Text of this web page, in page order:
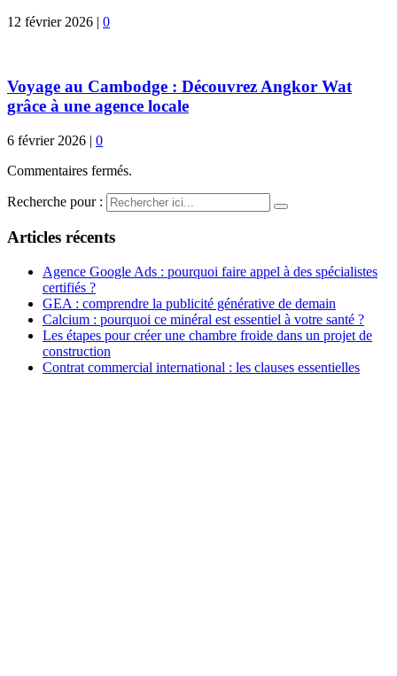
12 février 2026 | 0
Voyage au Cambodge : Découvrez Angkor Wat
grâce à une agence locale
6 février 2026 | 0
Commentaires fermés.
Recherche pour :
Articles récents
Agence Google Ads : pourquoi faire appel à des spécialistes
certifiés ?
GEA : comprendre la publicité générative de demain
Calcium : pourquoi ce minéral est essentiel à votre santé ?
Les étapes pour créer une chambre froide dans un projet de
construction
Contrat commercial international : les clauses essentielles